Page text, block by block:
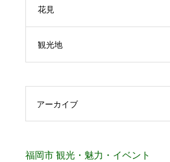
花見
観光地
アーカイブ
福岡市 観光・魅力・イベント